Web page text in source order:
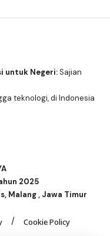
untuk Negeri:Sajian
teknologi, di Indonesia
2025
Malang , Jawa Timur
Cookie Policy